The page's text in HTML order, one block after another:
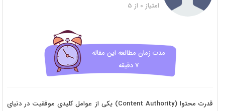
امتیاز 0 از 5
مدت زمان مطالعه این مقاله
7 دقیقه
قدرت محتوا (Content Authority) یکی از عوامل کلیدی موفقیت در دنیای